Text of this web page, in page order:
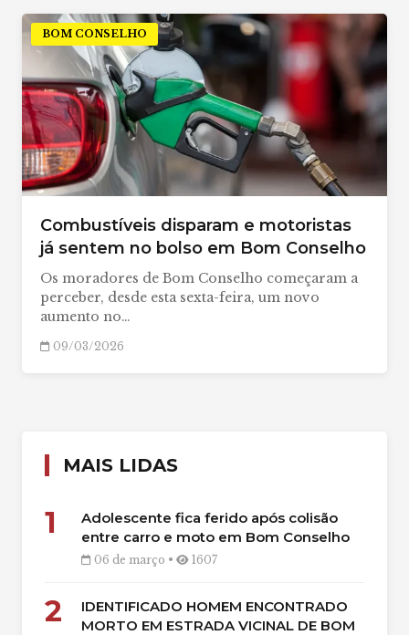
BOM CONSELHO
Combustíveis disparam e motoristas
já sentem no bolso em Bom Conselho
Os moradores de Bom Conselho começaram a
perceber, desde esta sexta-feira, um novo
aumento no…
09/03/2026
MAIS LIDAS
1
Adolescente fica ferido após colisão
entre carro e moto em Bom Conselho
06 de março • 1607
2
IDENTIFICADO HOMEM ENCONTRADO
MORTO EM ESTRADA VICINAL DE BOM